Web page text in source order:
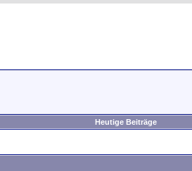
Heutige Beiträge